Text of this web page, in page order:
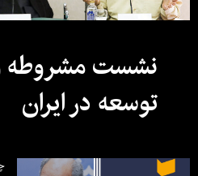
نشست مشروطه
توسعه در ایران